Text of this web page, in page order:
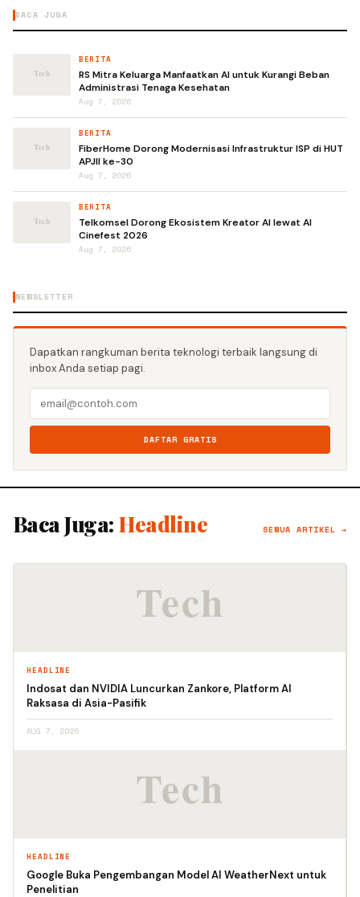
BACA JUGA
BERITA
RS Mitra Keluarga Manfaatkan AI untuk Kurangi Beban
Administrasi Tenaga Kesehatan
Aug 7, 2026
BERITA
FiberHome Dorong Modernisasi Infrastruktur ISP di HUT
APJII ke-30
Aug 7, 2026
BERITA
Telkomsel Dorong Ekosistem Kreator AI lewat AI
Cinefest 2026
Aug 7, 2026
NEWSLETTER
Dapatkan rangkuman berita teknologi terbaik langsung di
inbox Anda setiap pagi.
DAFTAR GRATIS
Baca Juga: Headline SEMUA ARTIKEL →
HEADLINE
Indosat dan NVIDIA Luncurkan Zankore, Platform AI
Raksasa di Asia-Pasifik
AUG 7, 2026
HEADLINE
Google Buka Pengembangan Model AI WeatherNext untuk
Penelitian